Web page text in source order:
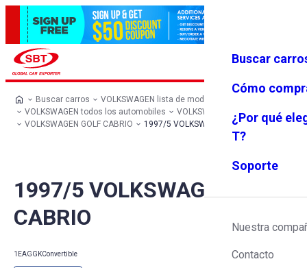
Favoritos Menú
Buscar
Cómo
¿Por qué
T?
Soporte
Nuestra
Contacto
Buscar carros
VOLKSWAGEN lista de modelos
VOLKSWAGEN todos los automobiles
VOLKSWAGEN Convertible
VOLKSWAGEN GOLF CABRIO
1997/5 VOLKSWAGEN GOLF CABRIO
1997/5 VOLKSWAGEN GOLF
CABRIO
1EAGGKConvertible